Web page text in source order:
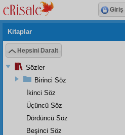
Kitaplar
Hepsini Daralt
Sözler
Birinci Söz
İkinci Söz
Üçüncü Söz
Dördüncü Söz
Beşinci Söz
Giriş